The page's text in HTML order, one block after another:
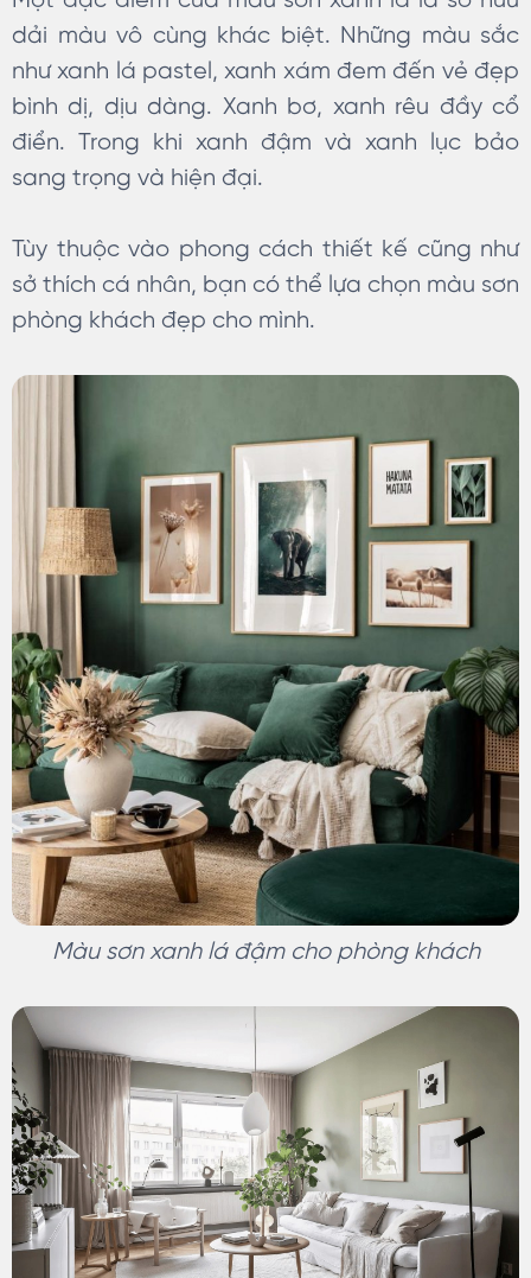
dải màu vô cùng khác biệt. Những màu sắc
như xanh lá pastel, xanh xám đem đến vẻ đẹp
bình dị, dịu dàng. Xanh bơ, xanh rêu đầy cổ
điển. Trong khi xanh đậm và xanh lục bảo
sang trọng và hiện đại.
Tùy thuộc vào phong cách thiết kế cũng như
sở thích cá nhân, bạn có thể lựa chọn màu sơn
phòng khách đẹp cho mình.
Màu sơn xanh lá đậm cho phòng khách